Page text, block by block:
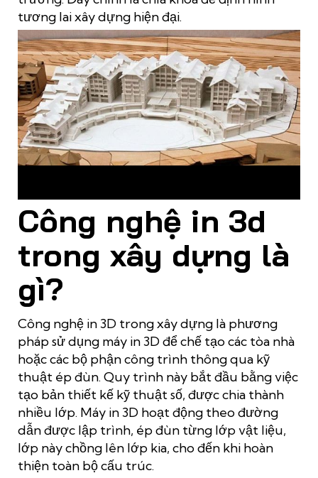
tương lai xây dựng hiện đại.
Công nghệ in 3d
trong xây dựng là
gì?
Công nghệ in 3D trong xây dựng là phương
pháp sử dụng máy in 3D để chế tạo các tòa nhà
hoặc các bộ phận công trình thông qua kỹ
thuật ép đùn. Quy trình này bắt đầu bằng việc
tạo bản thiết kế kỹ thuật số, được chia thành
nhiều lớp. Máy in 3D hoạt động theo đường
dẫn được lập trình, ép đùn từng lớp vật liệu,
lớp này chồng lên lớp kia, cho đến khi hoàn
thiện toàn bộ cấu trúc.